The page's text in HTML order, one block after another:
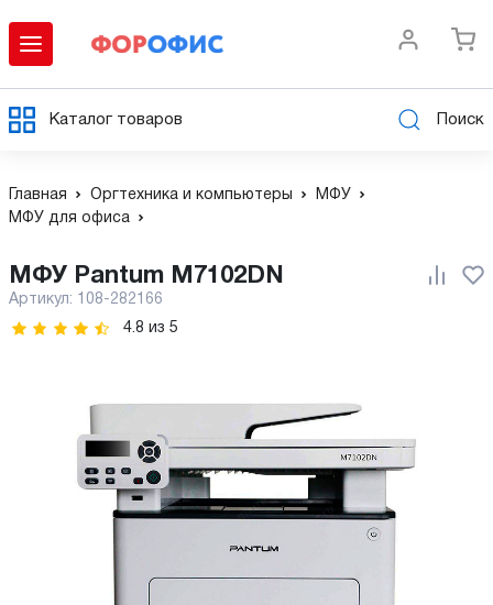
Каталог товаров Поиск
Главная Оргтехника и компьютеры
МФУ
МФУ для офиса
МФУ Pantum M7102DN
Артикул: 108-282166
4.8 из 5